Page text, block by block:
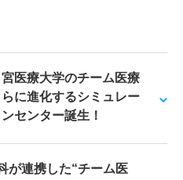
医療大学のチーム医療
に進化するシミュレー
センター誕生！
が連携した“チーム医